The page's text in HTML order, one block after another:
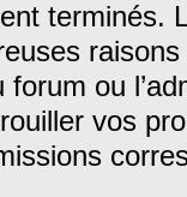
terminés.
forum ou
vos